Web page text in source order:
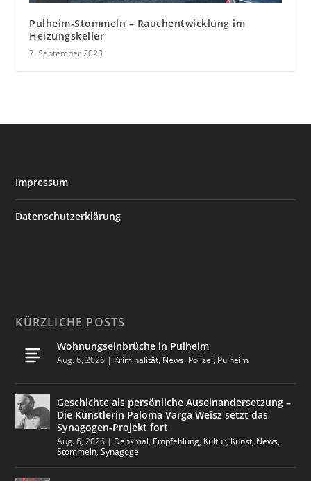
Pulheim-Stommeln – Rauchentwicklung im
Heizungskeller
7. September 2023
Impressum
Datenschutzerklärung
KÜRZLICHE POSTS
Wohnungseinbrüche in Pulheim
Aug. 6, 2026 | Kriminalität, News, Polizei, Pulheim
Geschichte als persönliche Auseinandersetzung –
Die Künstlerin Paloma Varga Weisz setzt das
Synagogen-Projekt fort
Aug. 6, 2026 | Denkmal, Empfehlung, Kultur, Kunst, News,
Stommeln,Synagoge